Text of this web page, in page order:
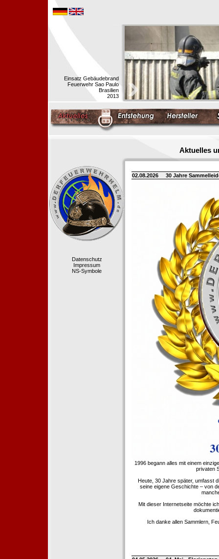
Einsatz Gebäudebrand
Feuerwehr Sao Paulo
Brasilien
2013
Aktuelles
Datenschutz
Impressum
NS-Symbole
02.08.2026 30 Jahre
1996 begann alles mit einem
privaten
Heute, 30 Jahre später, umfasst
seine eigene Geschichte – von
Mit dieser Internetseite möchte
Ich danke allen Sammlern,